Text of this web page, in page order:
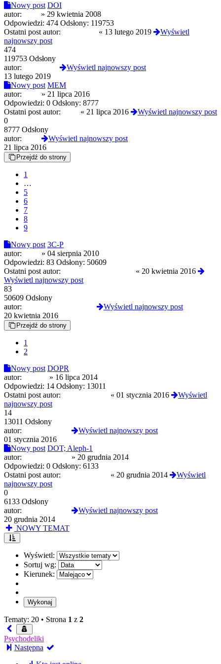
Nowy post DOI
autor:
» 29 kwietnia 2008
Odpowiedzi: 474 Odsłony: 119753
Ostatni post autor:
« 13 lutego 2019
Wyświetl
najnowszy post
474
119753 Odsłony
autor:
Wyświetl najnowszy post
13 lutego 2019
Nowy post MEM
autor:
» 21 lipca 2016
Odpowiedzi: 0 Odsłony: 8777
Ostatni post autor:
« 21 lipca 2016
Wyświetl najnowszy post
0
8777 Odsłony
autor:
Wyświetl najnowszy post
21 lipca 2016
Przejdź do strony
1
…
5
6
7
8
9
Nowy post 3C-P
autor:
» 04 sierpnia 2010
Odpowiedzi: 83 Odsłony: 50609
Ostatni post autor:
« 20 kwietnia 2016
Wyświetl najnowszy post
83
50609 Odsłony
autor:
Wyświetl najnowszy post
20 kwietnia 2016
Przejdź do strony
1
2
Nowy post DOPR
autor:
» 16 lipca 2014
Odpowiedzi: 14 Odsłony: 13011
Ostatni post autor:
« 01 stycznia 2016
Wyświetl
najnowszy post
14
13011 Odsłony
autor:
Wyświetl najnowszy post
01 stycznia 2016
Nowy post DOT; Aleph-1
autor:
» 20 grudnia 2014
Odpowiedzi: 0 Odsłony: 6133
Ostatni post autor:
« 20 grudnia 2014
Wyświetl
najnowszy post
0
6133 Odsłony
autor:
Wyświetl najnowszy post
20 grudnia 2014
NOWY TEMAT
Wyświetl:
Sortuj wg:
Kierunek:
Tematy: 20 • Strona 1 z 2
Psychodeliki
Następna